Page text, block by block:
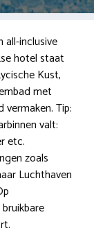
all-inclusive
hotel staat
Kust,
met
vermaken. Tip:
valt:
etc.
zoals
Luchthaven